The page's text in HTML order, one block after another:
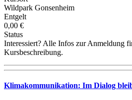
Wildpark Gonsenheim
Entgelt
0,00 €
Status
Interessiert? Alle Infos zur Anmeldung
Kursbeschreibung.
Klimakommunikation: Im Dialog